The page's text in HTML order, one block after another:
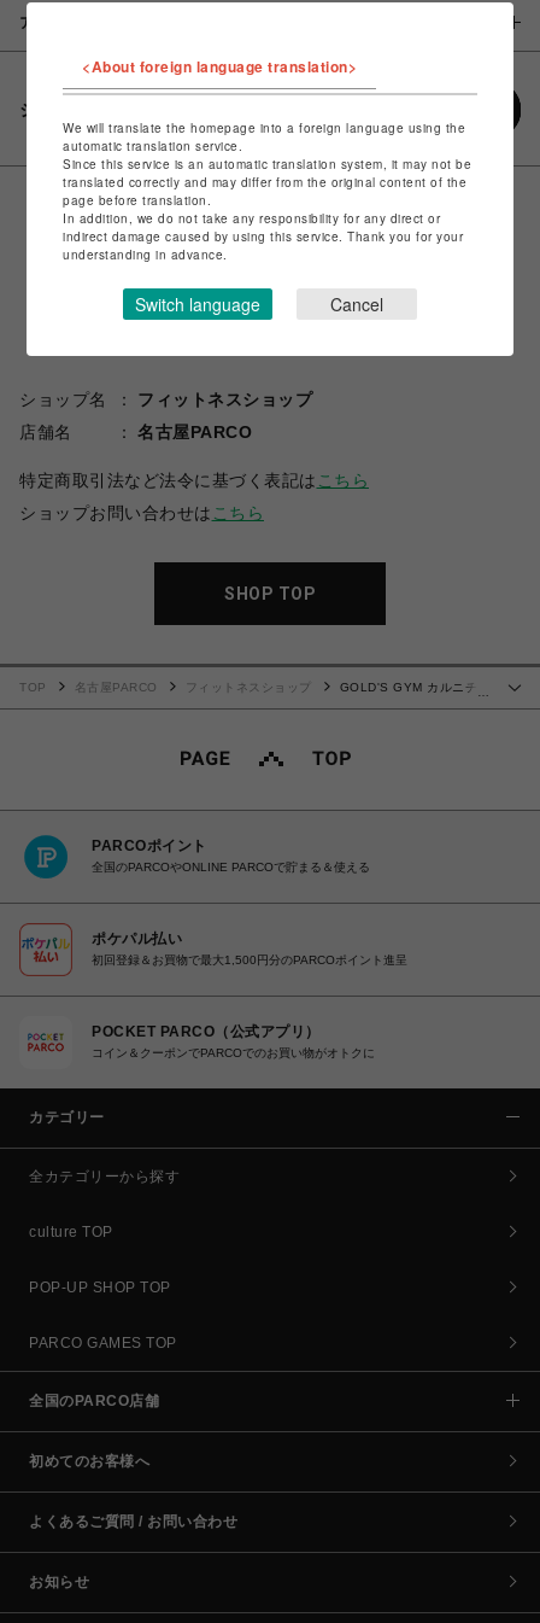
アイテム説明 / 素材
シェアする
ショップ名
フィットネスショップ
店舗名
名古屋PARCO
特定商取引法など法令に基づく表記は こちら
ショップお問い合わせは こちら
SHOP TOP
TOP 名古屋PARCO フィットネスショップ
GOLD'S GYM カルニチン
PARCOポイント
全国のPARCOやONLINE PARCOで貯まる＆使える
ポケパル払い
初回登録＆お買物で最大1,500円分のPARCOポイント進呈
POCKET PARCO（公式アプリ）
コイン＆クーポンでPARCOでのお買い物がオトクに
カテゴリー
全カテゴリーから探す
culture TOP
POP-UP SHOP TOP
PARCO GAMES TOP
全国のPARCO店舗
初めてのお客様へ
よくあるご質問 / お問い合わせ
お知らせ
<About foreign language translation>
We will translate the homepage into a foreign language using the
automatic translation service.
Since this service is an automatic translation system, it may not be
translated correctly and may differ from the original content of the
page before translation.
In addition, we do not take any responsibility for any direct or
indirect damage caused by using this service. Thank you for your
understanding in advance.
Switch language Cancel